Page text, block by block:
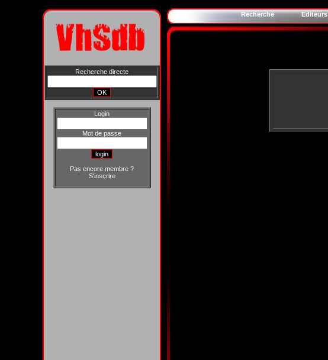
Recherche directe
Login
Mot de passe
Pas encore membre ?
S'inscrire
Recherche Editeurs